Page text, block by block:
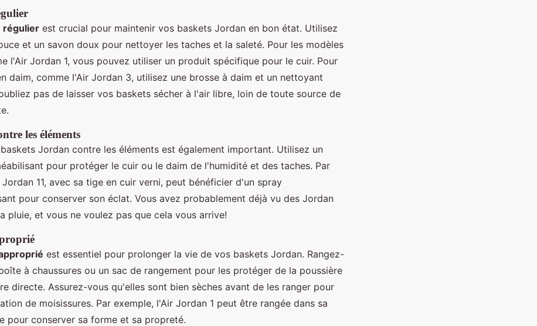
régulier est crucial pour maintenir vos baskets Jordan en bon état. Utilisez
et un savon doux pour nettoyer les taches et la saleté. Pour les modèles
l'Air Jordan 1, vous pouvez utiliser un produit spécifique pour le cuir. Pour
daim, comme l'Air Jordan 3, utilisez une brosse à daim et un nettoyant
pas de laisser vos baskets sécher à l'air libre, loin de toute source de
les éléments
Jordan contre les éléments est également important. Utilisez un
pour protéger le cuir ou le daim de l'humidité et des taches. Par
11, avec sa tige en cuir verni, peut bénéficier d'un spray
pour conserver son éclat. Vous avez probablement déjà vu des Jordan
pluie, et vous ne voulez pas que cela vous arrive!
est essentiel pour prolonger la vie de vos baskets Jordan. Rangez-
à chaussures ou un sac de rangement pour les protéger de la poussière
directe. Assurez-vous qu'elles sont bien sèches avant de les ranger pour
de moisissures. Par exemple, l'Air Jordan 1 peut être rangée dans sa
pour conserver sa forme et sa propreté.